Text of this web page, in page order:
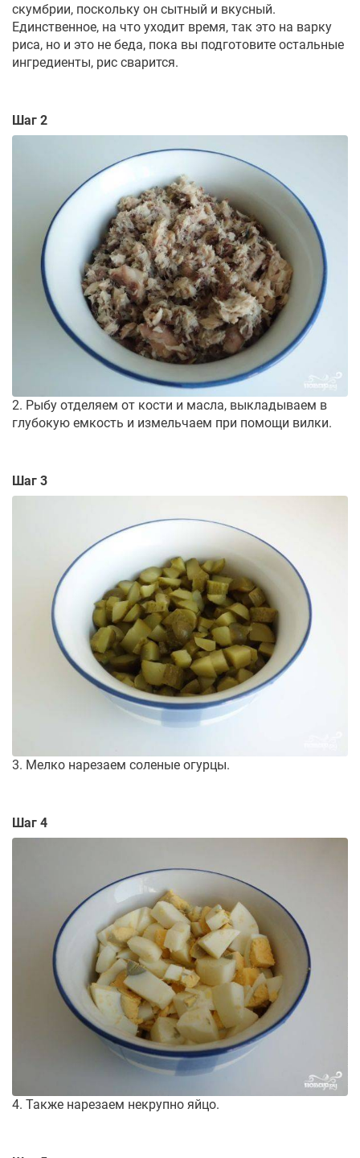
скумбрии, поскольку он сытный и вкусный.
Единственное, на что уходит время, так это на варку
риса, но и это не беда, пока вы подготовите остальные
ингредиенты, рис сварится.
Шаг 2
2. Рыбу отделяем от кости и масла, выкладываем в
глубокую емкость и измельчаем при помощи вилки.
Шаг 3
3. Мелко нарезаем соленые огурцы.
Шаг 4
4. Также нарезаем некрупно яйцо.